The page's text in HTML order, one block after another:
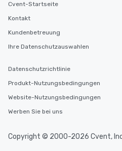
Cvent-Startseite
Kontakt
Kundenbetreuung
Ihre Datenschutzauswahlen
Datenschutzrichtlinie
Produkt-Nutzungsbedingungen
Website-Nutzungsbedingungen
Werben Sie bei uns
Copyright © 2000-2026 Cvent,